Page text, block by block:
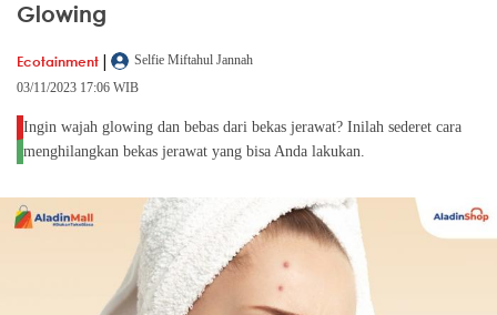
Glowing
Ecotainment |
Selfie Miftahul Jannah
03/11/2023 17:06 WIB
Ingin wajah glowing dan bebas dari bekas jerawat? Inilah sederet cara
menghilangkan bekas jerawat yang bisa Anda lakukan.